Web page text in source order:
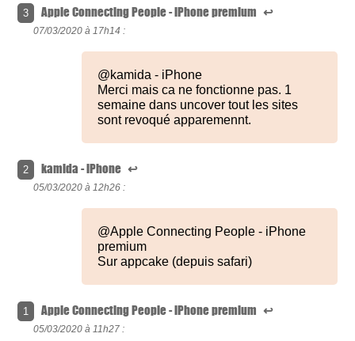
3 Apple Connecting People - iPhone premium ↩
07/03/2020 à 17h14 :
@kamida - iPhone
Merci mais ca ne fonctionne pas. 1
semaine dans uncover tout les sites
sont revoqué apparemennt.
2 kamida - iPhone ↩
05/03/2020 à 12h26 :
@Apple Connecting People - iPhone
premium
Sur appcake (depuis safari)
1 Apple Connecting People - iPhone premium ↩
05/03/2020 à 11h27 :